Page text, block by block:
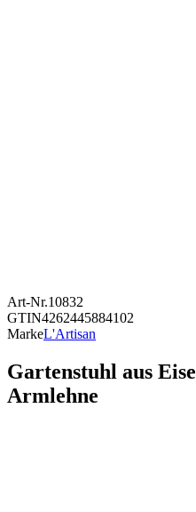
Art-Nr.10832
GTIN4262445884102
MarkeL'Artisan
Gartenstuhl aus
Armlehne